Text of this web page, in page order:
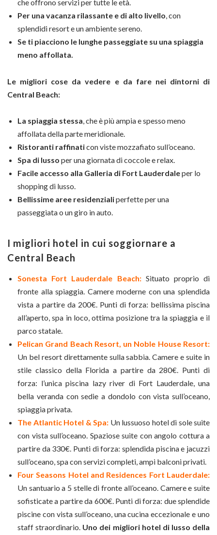
che offrono servizi per tutte le età.
Per una vacanza rilassante e di alto livello, con
splendidi resort e un ambiente sereno.
Se ti piacciono le lunghe passeggiate su una spiaggia
meno affollata.
Le migliori cose da vedere e da fare nei dintorni di
Central Beach:
La spiaggia stessa, che è più ampia e spesso meno
affollata della parte meridionale.
Ristoranti raffinaticon viste mozzafiato sull’oceano.
Spa di lusso per una giornata di coccole e relax.
Facile accesso alla Galleria di Fort Lauderdaleper lo
shopping di lusso.
Bellissime aree residenzialiperfette per una
passeggiata o un giro in auto.
I migliori hotel in cui soggiornare a
Central Beach
Sonesta Fort Lauderdale Beach:Situato proprio di
fronte alla spiaggia. Camere moderne con una splendida
vista a partire da 200€. Punti di forza: bellissima piscina
all’aperto, spa in loco, ottima posizione tra la spiaggia e il
parco statale.
Pelican Grand Beach Resort, un Noble House Resort:
Un bel resort direttamente sulla sabbia. Camere e suite in
stile classico della Florida a partire da 280€. Punti di
forza: l’unica piscina lazy river di Fort Lauderdale, una
bella veranda con sedie a dondolo con vista sull’oceano,
spiaggia privata.
The Atlantic Hotel & Spa: Un lussuoso hotel di sole suite
con vista sull’oceano. Spaziose suite con angolo cottura a
partire da 330€. Punti di forza: splendida piscina e jacuzzi
sull’oceano, spa con servizi completi, ampi balconi privati.
Four Seasons Hotel and Residences Fort Lauderdale:
Un santuario a 5 stelle di fronte all’oceano. Camere e suite
sofisticate a partire da 600€. Punti di forza: due splendide
piscine con vista sull’oceano, una cucina eccezionale e uno
staff straordinario. Uno dei migliori hotel di lusso della